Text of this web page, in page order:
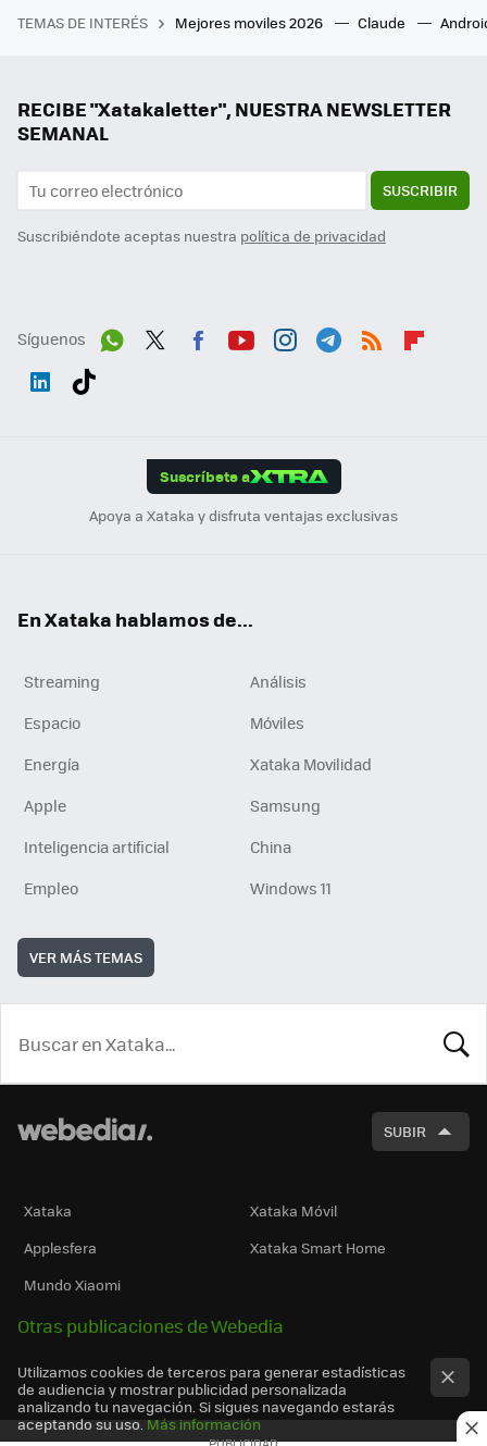
TEMAS DE INTERÉS Mejores moviles 2026 Claude
RECIBE "Xatakaletter", NUESTRA NEWSLETTER
SEMANAL
SUSCRIBIR
Suscribiéndote aceptas nuestra política de privacidad
Síguenos
Suscríbete a
Apoya a Xataka y disfruta ventajas exclusivas
En Xataka hablamos de...
Streaming
Análisis
Espacio
Móviles
Energía
Xataka Movilidad
Apple
Samsung
Inteligencia artificial
China
Empleo
Windows 11
VER MÁS TEMAS
SUBIR
Xataka
Xataka Móvil
Applesfera
Xataka Smart Home
Mundo Xiaomi
Otras publicaciones de Webedia
Utilizamos cookies de terceros para generar estadísticas
de audiencia y mostrar publicidad personalizada
analizando tu navegación. Si sigues navegando estarás
aceptando su uso. Más información